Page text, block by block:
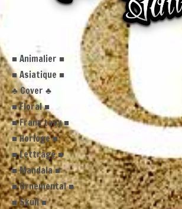
■ Animalier ■
■ Asiatique ■
♣ Cover ♣
■ Floral ■
■ Franz’tasy ■
■ Horloge ■
■ Lettrage ■
■ Mandala ■
■ Ornemental ■
■ Skull ■